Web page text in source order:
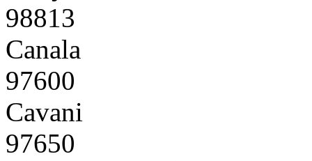
98813
Canala
97600
Cavani
97650